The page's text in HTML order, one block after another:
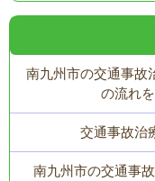
南九州市の交通事故
の流れ
交通事故治
南九州市の交通事